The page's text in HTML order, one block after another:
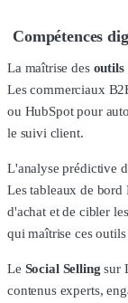
Compétences
La maîtrise des outils
Les commerciaux
ou HubSpot pour
le suivi client.
L'analyse prédictive
Les tableaux de
d'achat et de cibler
qui maîtrise ces
Le Social Selling sur
contenus experts,